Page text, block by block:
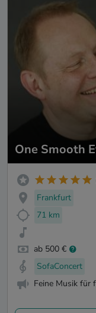
One Smooth
Frankfurt
71 km
ab 500 €
SofaConcert
Feine Musik für